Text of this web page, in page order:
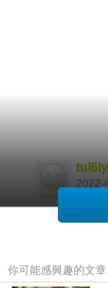
2022-
專
專營百家 體
拒絕黑網不
你可能感興趣的文章